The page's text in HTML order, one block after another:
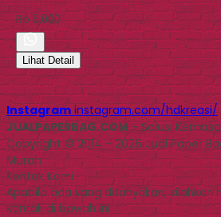
Rp 5.000
Lihat Detail
Instagram instagram.com/hdkreasi/
JUALPAPERBAG.COM- Solusi
Copyright © 2014 - 2026 Jual Paper
Murah
Kontak Kami
Apabila ada yang ditanyakan, silahkan
kontak di bawah ini.